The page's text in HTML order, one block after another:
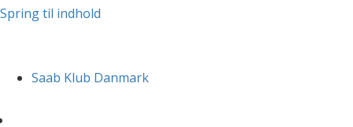
Spring til indhold
Saab Klub Danmark